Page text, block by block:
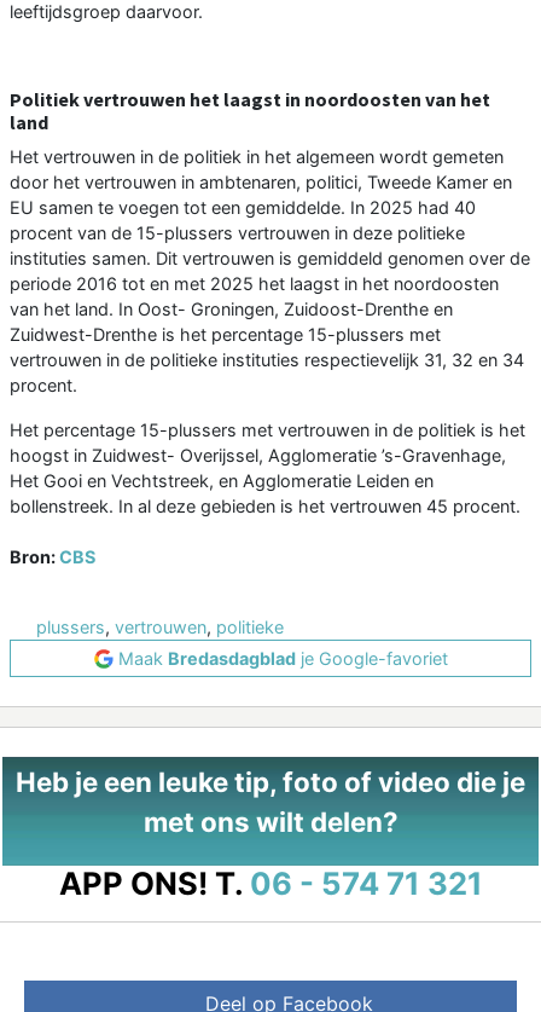
leeftijdsgroep daarvoor.
Politiek vertrouwen het laagst in noordoosten van het
land
Het vertrouwen in de politiek in het algemeen wordt gemeten
door het vertrouwen in ambtenaren, politici, Tweede Kamer en
EU samen te voegen tot een gemiddelde. In 2025 had 40
procent van de 15-plussers vertrouwen in deze politieke
instituties samen. Dit vertrouwen is gemiddeld genomen over de
periode 2016 tot en met 2025 het laagst in het noordoosten
van het land. In Oost- Groningen, Zuidoost-Drenthe en
Zuidwest-Drenthe is het percentage 15-plussers met
vertrouwen in de politieke instituties respectievelijk 31, 32 en 34
procent.
Het percentage 15-plussers met vertrouwen in de politiek is het
hoogst in Zuidwest- Overijssel, Agglomeratie ’s-Gravenhage,
Het Gooi en Vechtstreek, en Agglomeratie Leiden en
bollenstreek. In al deze gebieden is het vertrouwen 45 procent.
Bron:CBS
plussers, vertrouwen, politieke
Maak Bredasdagbladje Google-favoriet
Heb je een leuke tip, foto of video die je
met ons wilt delen?
APP ONS! T. 06 - 574 71 321
Deel op Facebook